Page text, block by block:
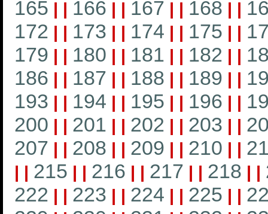
165 | | 166 | | 167 | | 168 | |
172 | | 173 | | 174 | | 175 | |
179 | | 180 | | 181 | | 182 | |
186 | | 187 | | 188 | | 189 | |
193 | | 194 | | 195 | | 196 | |
200 | | 201 | | 202 | | 203 | |
207 | | 208 | | 209 | | 210 | |
| | 215 | | 216 | | 217 | | 218 | |
222 | | 223 | | 224 | | 225 | |